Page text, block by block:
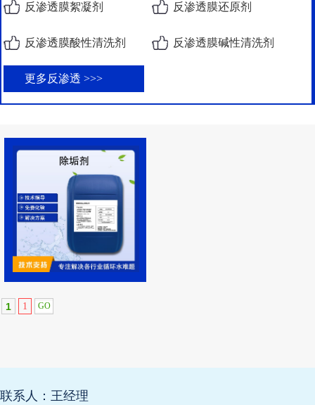
反渗透膜絮凝剂 反渗透膜还原剂
反渗透膜酸性清洗剂 反渗透膜碱性清洗剂
更多反渗透 >>>
1 1
联系人：王经理